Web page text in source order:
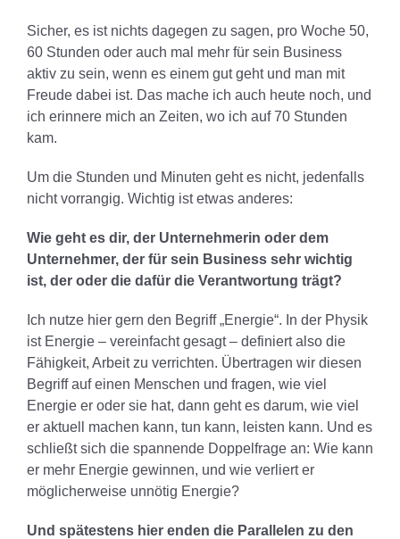
Sicher, es ist nichts dagegen zu sagen, pro Woche 50,
60 Stunden oder auch mal mehr für sein Business
aktiv zu sein, wenn es einem gut geht und man mit
Freude dabei ist. Das mache ich auch heute noch, und
ich erinnere mich an Zeiten, wo ich auf 70 Stunden
kam.
Um die Stunden und Minuten geht es nicht, jedenfalls
nicht vorrangig. Wichtig ist etwas anderes:
Wie geht es dir, der Unternehmerin oder dem
Unternehmer, der für sein Business sehr wichtig
ist, der oder die dafür die Verantwortung trägt?
Ich nutze hier gern den Begriff „Energie“. In der Physik
ist Energie – vereinfacht gesagt – definiert also die
Fähigkeit, Arbeit zu verrichten. Übertragen wir diesen
Begriff auf einen Menschen und fragen, wie viel
Energie er oder sie hat, dann geht es darum, wie viel
er aktuell machen kann, tun kann, leisten kann. Und es
schließt sich die spannende Doppelfrage an: Wie kann
er mehr Energie gewinnen, und wie verliert er
möglicherweise unnötig Energie?
Und spätestens hier enden die Parallelen zu den